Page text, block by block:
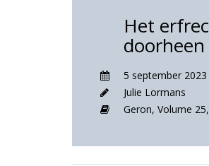
Het
5 september 2023
Julie Lormans
Geron, Volume 25,